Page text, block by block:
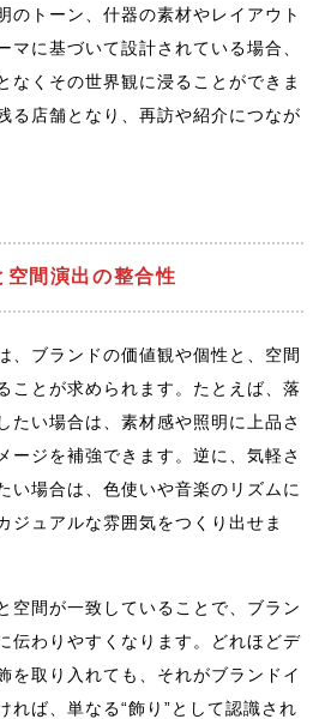
のトーン、什器の素材やレイアウト
マに基づいて設計されている場合、
なくその世界観に浸ることができま
る店舗となり、再訪や紹介につなが
空間演出の整合性
、ブランドの価値観や個性と、空間
ことが求められます。たとえば、落
たい場合は、素材感や照明に上品さ
ージを補強できます。逆に、気軽さ
い場合は、色使いや音楽のリズムに
ジュアルな雰囲気をつくり出せま
空間が一致していることで、ブラン
伝わりやすくなります。どれほどデ
を取り入れても、それがブランドイ
れば、単なる“飾り”として認識され